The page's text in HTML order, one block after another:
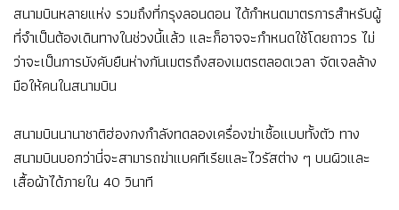
สนามบินหลายแห่ง รวมถึงที่กรุงลอนดอน ได้กำหนดมาตรการสำหรับผู้
ที่จำเป็นต้องเดินทางในช่วงนี้แล้ว และก็อาจจะกำหนดใช้โดยถาวร ไม่
ว่าจะเป็นการบังคับยืนห่างกันเมตรถึงสองเมตรตลอดเวลา จัดเจลล้าง
มือให้คนในสนามบิน
สนามบินนานาชาติฮ่องกงกำลังทดลองเครื่องฆ่าเชื้อแบบทั้งตัว ทาง
สนามบินบอกว่านี่จะสามารถฆ่าแบคทีเรียและไวรัสต่าง ๆ บนผิวและ
เสื้อผ้าได้ภายใน 40 วินาที